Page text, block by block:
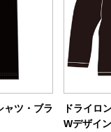
ャツ・ブラ
ドライロ
Wデザイン